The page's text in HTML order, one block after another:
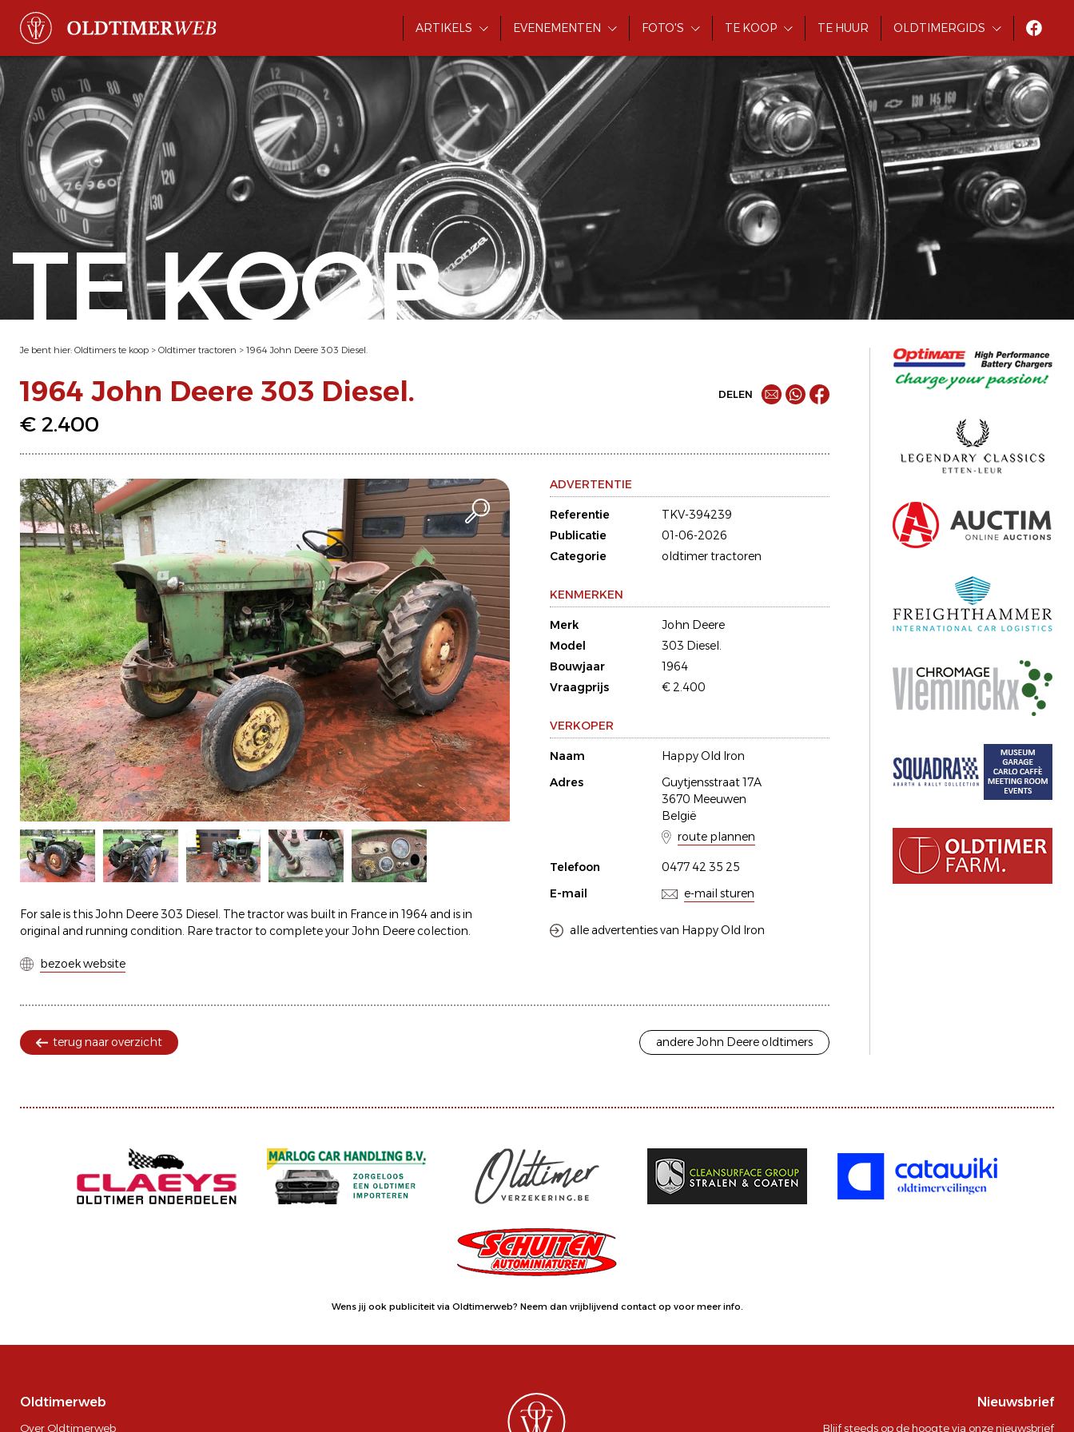
ARTIKELS EVENEMENTEN FOTO'S TE KOOP TE HUUR OLDTIMERGIDS
TE KOOP
Je bent hier: Oldtimers te koop > Oldtimer tractoren > 1964 John Deere 303 Diesel.
1964 John Deere 303 Diesel.
€ 2.400
DELEN
For sale is this John Deere 303 Diesel. The tractor was built in France in 1964 and is in
original and running condition. Rare tractor to complete your John Deere colection.
bezoek website
ADVERTENTIE
Referentie
TKV-394239
Publicatie
01-06-2026
Categorie
oldtimer tractoren
KENMERKEN
Merk
John Deere
Model
303 Diesel.
Bouwjaar
1964
Vraagprijs
€ 2.400
VERKOPER
Naam
Happy Old Iron
Adres
Guytjensstraat 17A
3670 Meeuwen
België
route plannen
Telefoon
0477 42 35 25
E-mail
e-mail sturen
alle advertenties van Happy Old Iron
terug naar overzicht andere John Deere oldtimers
Wens jij ook publiciteit via Oldtimerweb? Neem dan vrijblijvend contact op voor meer info.
Oldtimerweb
Over Oldtimerweb
Nieuwsbrief
Blijf steeds op de hoogte via onze nieuwsbrief